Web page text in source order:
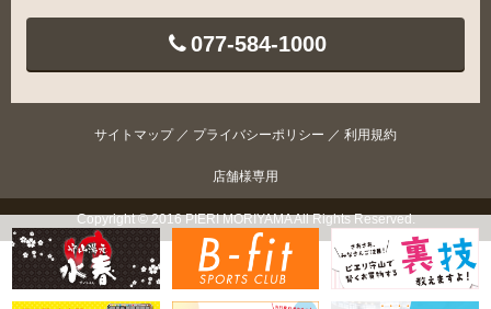
077-584-1000
サイトマップ／ プライバシーポリシー ／ 利用規約
店舗様専用
Copyright © 2016 PIERI MORIYAMA All Rights Reserved.